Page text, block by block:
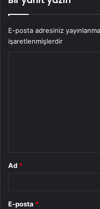
E-posta adresiniz
işaretlenmişlerdir
Ad *
E-posta *